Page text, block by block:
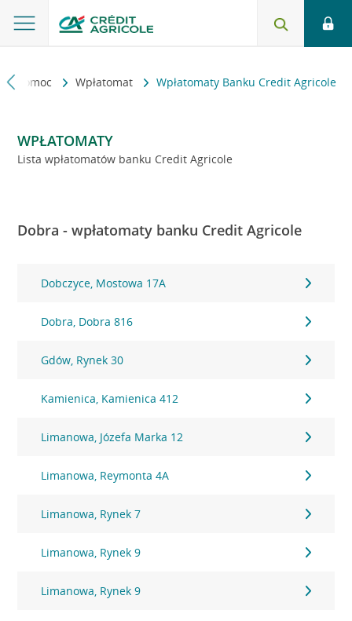
i pomoc Wpłatomat Wpłatomaty Banku Credit Agricole
WPŁATOMATY
Lista wpłatomatów banku Credit Agricole
Dobra - wpłatomaty banku Credit Agricole
Dobczyce, Mostowa 17A
Dobra, Dobra 816
Gdów, Rynek 30
Kamienica, Kamienica 412
Limanowa, Józefa Marka 12
Limanowa, Reymonta 4A
Limanowa, Rynek 7
Limanowa, Rynek 9
Limanowa, Rynek 9